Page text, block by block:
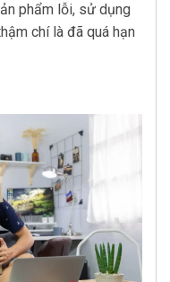
phẩm lỗi, sử dụng
chí là đã quá hạn